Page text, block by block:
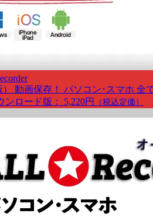
） 動画保存！ パソコン･スマホ 全
ンロード版： 5,220円 （税込定価）